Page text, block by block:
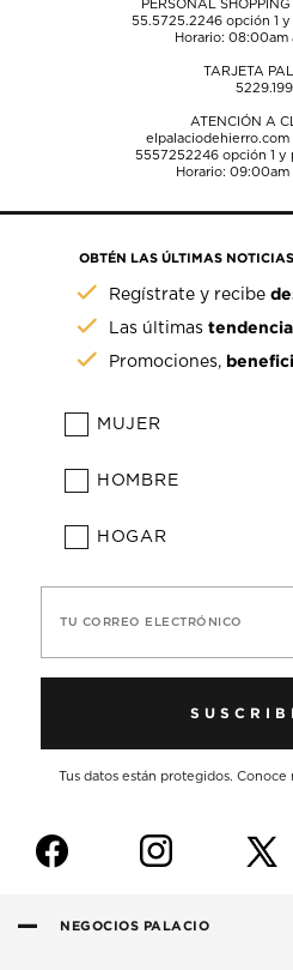
PERSONAL
55.5725.2246opción 1 y
Horario: 08:00am
TARJETA
ATENCIÓN A
elpalaciodehierro.com
5557252246opción 1 y
Horario: 09:00am
OBTÉN LAS ÚLTIMAS
Regístrate y recibe
Las últimas
Promociones,
MUJER
HOMBRE
HOGAR
TU CORREO ELECTRÓNICO
Tus datos están protegidos. Conoce
f i
NEGOCIOS PALACIO